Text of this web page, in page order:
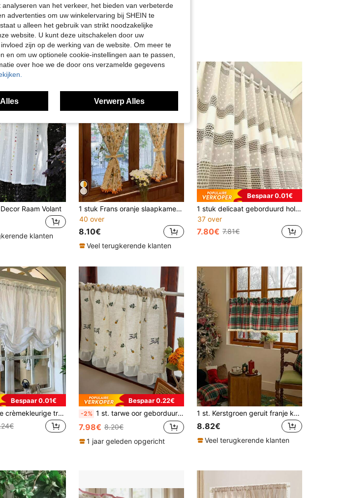
4.91
Raam Volant
klanten
1 stuk Frans oranje slaapkamer/keukengordijn
40 over
8.10€
Veel terugkerende klanten
Bespaar 0.01€
1 stuk delicaat geborduurd holgordijn, klein cafédeurgordijn
37 over
7.80€ 7.81€
Bespaar 0.01€
1 stuk Franse crèmekleurige transparante roedezakgordijnpaneel voor schuifrail, balkon, transparant maar niet doorschijnend, geschikt voor alle seizoenen
Bespaar 0.22€
-2% 1 st. tarwe oor geborduurd café gordijn, verse pastorale stijl tarwe met bladrand café gordijn, geschikt voor keuken kast, erker, deur gordijn scheidingswand, woondecoratie
7.98€ 8.20€
1 jaar geleden opgericht
1 st. Kerstgroen geruit franje kort gordijn, Amerikaans vintage boerderijstijl koffie gordijn, zacht comfort vakantie decor gordijn, voor eetkamer keuken café deurverdeler
8.82€
Veel terugkerende klanten
van het verkeer, het bieden van verbeterde
advertenties om uw winkelervaring bij SHEIN te
u alleen het gebruik van strikt noodzakelijke
website. U kunt deze uitschakelen door uw
zijn op de werking van de website. Om meer te
en om uw optionele cookie-instellingen aan te passen,
over hoe we de door ons verzamelde gegevens
Verwerp Alles